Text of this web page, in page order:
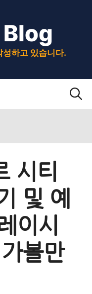
Blog
성하고 있습니다.
시티
및 예
이시
볼만